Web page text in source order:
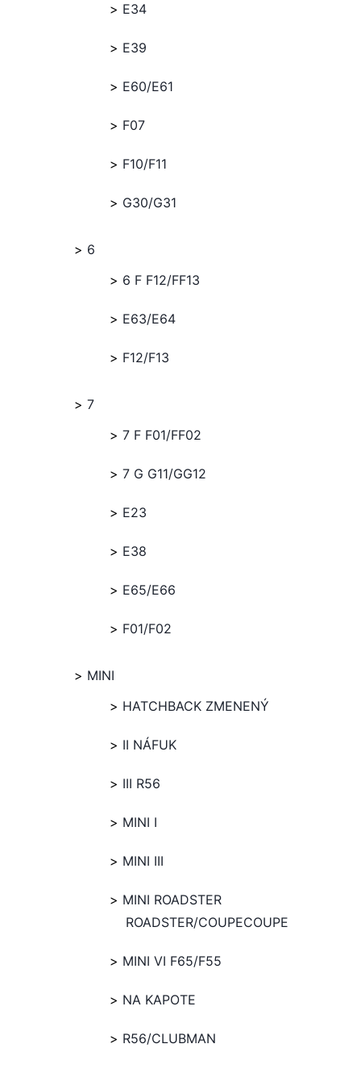
E34
E39
E60/E61
F07
F10/F11
G30/G31
6
6 F F12/FF13
E63/E64
F12/F13
7
7 F F01/FF02
7 G G11/GG12
E23
E38
E65/E66
F01/F02
MINI
HATCHBACK ZMENENÝ
II NÁFUK
III R56
MINI I
MINI III
MINI ROADSTER
ROADSTER/COUPECOUPE
MINI VI F65/F55
NA KAPOTE
R56/CLUBMAN